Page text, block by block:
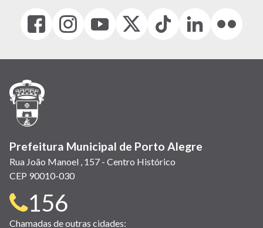
Facebook
(link
em
janela)
Instagram
(link
em
(link
em
(Antigo
(link
Tiktok
(link
em
LinkedIn
(link
em
(link
em
Prefeitura Municipal de Porto Alegre
Rua João Manoel , 157 - Centro Histórico
CEP 90010-030
Telefone
156
Chamadas de outras cidades: